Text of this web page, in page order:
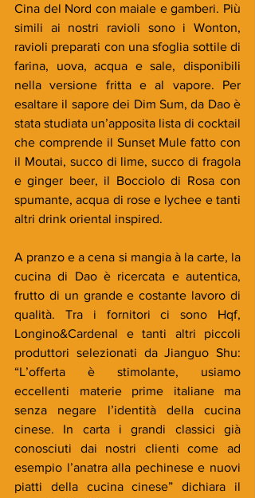
Cina del Nord con maiale e gamberi. Più
simili ai nostri ravioli sono i Wonton,
ravioli preparati con una sfoglia sottile di
farina, uova, acqua e sale, disponibili
nella versione fritta e al vapore. Per
esaltare il sapore dei Dim Sum, da Dao è
stata studiata un’apposita lista di cocktail
che comprende il Sunset Mule fatto con
il Moutai, succo di lime, succo di fragola
e ginger beer, il Bocciolo di Rosa con
spumante, acqua di rose e lychee e tanti
altri drink oriental inspired.
A pranzo e a cena si mangia à la carte, la
cucina di Dao è ricercata e autentica,
frutto di un grande e costante lavoro di
qualità. Tra i fornitori ci sono Hqf,
Longino&Cardenal e tanti altri piccoli
produttori selezionati da Jianguo Shu:
“L’offerta è stimolante, usiamo
eccellenti materie prime italiane ma
senza negare l’identità della cucina
cinese. In carta i grandi classici già
conosciuti dai nostri clienti come ad
esempio l’anatra alla pechinese e nuovi
piatti della cucina cinese” dichiara il